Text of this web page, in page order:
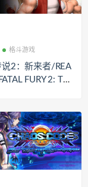
格斗游戏
说2：新来者/REA
FURY 2: THE